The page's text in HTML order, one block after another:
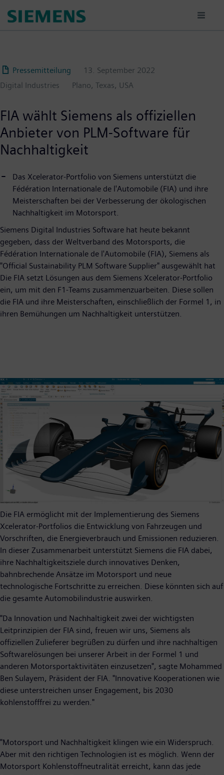
para
Pressemitteilung
13. September 2022
Digital Industries
Plano, Texas, USA
FIA wählt Siemens als offiziellen
Anbieter von PLM-Software für
Nachhaltigkeit
Das Xcelerator-Portfolio von Siemens unterstützt die
Fédération Internationale de l'Automobile (FIA) und ihre
Meisterschaften bei der Verbesserung der ökologischen
Nachhaltigkeit im Motorsport.
Siemens Digital Industries Software hat heute bekannt
gegeben, dass der Weltverband des Motorsports, die
Fédération Internationale de l'Automobile (FIA), Siemens als
"Official Sustainability PLM Software Supplier" ausgewählt hat
Die FIA setzt Lösungen aus dem Siemens Xcelerator-Portfolio
ein, um mit den F1-Teams zusammenzuarbeiten. Diese sollen
die FIA und ihre Meisterschaften, einschließlich der Formel 1, in
ihren Bemühungen um Nachhaltigkeit unterstützen.
Die FIA ermöglicht mit der Implementierung des Siemens
Xcelerator-Portfolios die Entwicklung von Fahrzeugen und
Vorschriften, die Energieverbrauch und Emissionen reduzieren.
In dieser Zusammenarbeit unterstützt Siemens die FIA dabei,
ihre Nachhaltigkeitsziele durch innovatives Denken,
bahnbrechende Ansätze im Motorsport und neue
technologische Fortschritte zu erreichen. Diese könnten sich auf
die gesamte Automobilindustrie auswirken.
"Da Innovation und Nachhaltigkeit zwei der wichtigsten
Leitprinzipien der FIA sind, freuen wir uns, Siemens als
offiziellen Zulieferer begrüßen zu dürfen und ihre nachhaltigen
Softwarelösungen bei unserer Arbeit in der Formel 1 und
anderen Motorsportaktivitäten einzusetzen", sagte Mohammed
Ben Sulayem, Präsident der FIA. "Innovative Kooperationen wie
diese unterstreichen unser Engagement, bis 2030
kohlenstofffrei zu werden."
"Motorsport und Nachhaltigkeit klingen wie ein Widerspruch.
Aber mit den richtigen Technologien ist es möglich. Wenn der
Motorsport Kohlenstoffneutralität erreicht, kann das jede